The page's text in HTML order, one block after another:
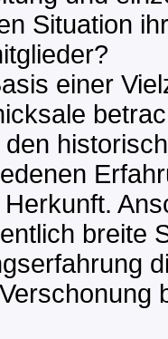
Situation
einer
breite